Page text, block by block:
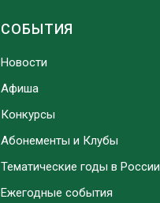
СОБЫТИЯ
Новости
Афиша
Конкурсы
Абонементы и Клубы
Тематические годы в России
Ежегодные события